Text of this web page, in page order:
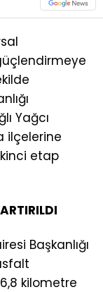
Yağcı
ilçelerine
etap
Başkanlığı
kilometre